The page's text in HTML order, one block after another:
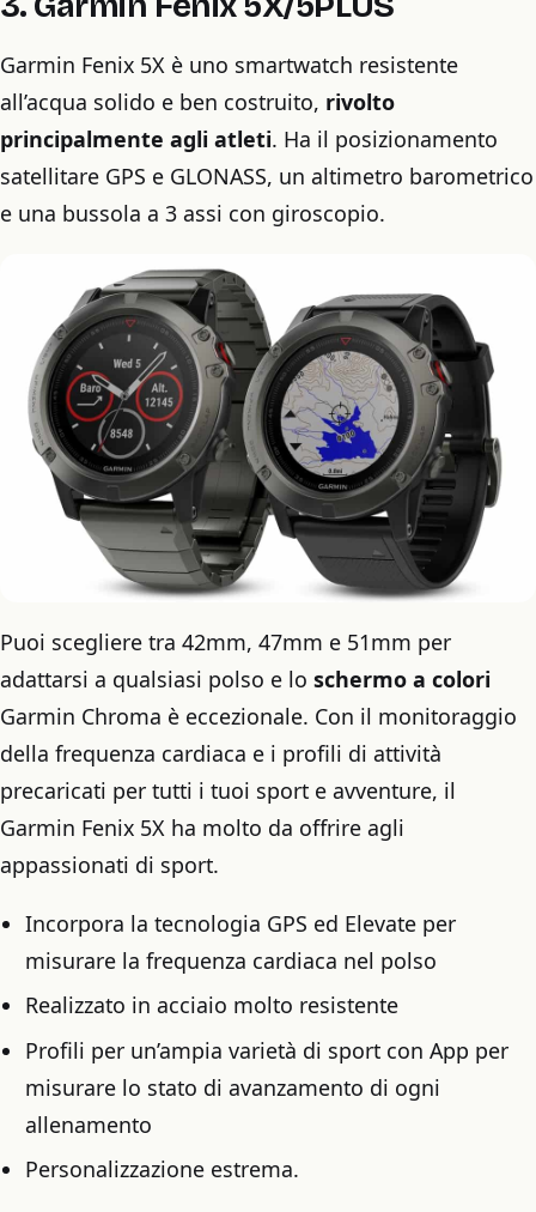
Garmin Fenix ​​5X è uno smartwatch resistente
all’acqua solido e ben costruito, rivolto
principalmente agli atleti. Ha il posizionamento
satellitare GPS e GLONASS, un altimetro barometrico
e una bussola a 3 assi con giroscopio.
Puoi scegliere tra 42mm, 47mm e 51mm per
adattarsi a qualsiasi polso e lo schermo a colori
Garmin Chroma è eccezionale. Con il monitoraggio
della frequenza cardiaca e i profili di attività
precaricati per tutti i tuoi sport e avventure, il
Garmin Fenix ​​5X ha molto da offrire agli
appassionati di sport.
Incorpora la tecnologia GPS ed Elevate per
misurare la frequenza cardiaca nel polso
Realizzato in acciaio molto resistente
Profili per un’ampia varietà di sport con App per
misurare lo stato di avanzamento di ogni
allenamento
Personalizzazione estrema.